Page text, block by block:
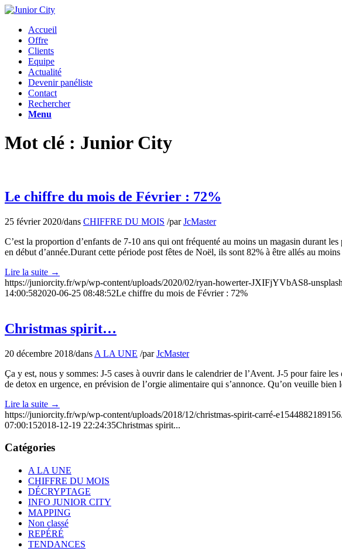
Accueil
Offre
Clients
Equipe
Actualité
Devenir panéliste
Contact
Rechercher
Menu
Mot clé : Junior City
Le chiffre du mois de Février : 72%
25 février 2020/dans CHIFFRE DU MOIS /parJcMaster
C’est la proportion d’enfants de 7-10 ans qui ont fréquenté au moins un magasin durant
en début d’année.Durant cette période post fêtes de Noël, ils sont 82% à être allés au
Lire la suite →
https://juniorcity.fr/wp/wp-content/uploads/2020/02/ryan-howerter-JXIFjYVbAS8-
14:00:582020-06-25 08:48:52Le chiffre du mois de Février : 72%
Christmas spirit…
20 décembre 2018/dans A LA UNE /parJcMaster
Ça y est, nous y sommes: J-5 cases à ouvrir dans le calendrier de l’Avent. J-5 pour faire
de detox en urgence, en prévision de l’orgie alimentaire qui s’annonce. Qu’on veuille
Lire la suite →
https://juniorcity.fr/wp/wp-content/uploads/2018/12/christmas-spirit-carré-
07:00:152018-12-19 22:24:35Christmas spirit...
Catégories
A LA UNE
CHIFFRE DU MOIS
DÉCRYPTAGE
INFO JUNIOR CITY
MAPPING
Non classé
REPÉRÉ
TENDANCES